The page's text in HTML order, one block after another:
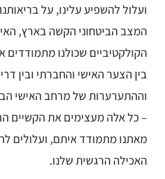
ועלול להשפיע עלינו, על
המצב הביטחוני הקשה בארץ,
הקולקטיביים שכולנו מתמודדים
בין הצער האישי והחברתי ובין
וההתערערות של מרחב האישי
– כל אלה מעצימים את הקשיים
מאתנו מתמודד איתם, ועלולים
האכילה הרגשית שלנו.